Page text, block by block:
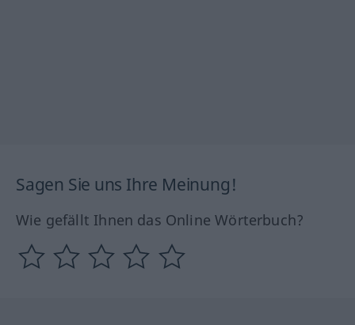
Sagen Sie uns Ihre Meinung!
Wie gefällt Ihnen das Online Wörterbuch?